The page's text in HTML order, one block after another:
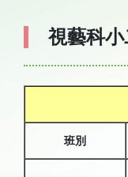
視藝科
班別